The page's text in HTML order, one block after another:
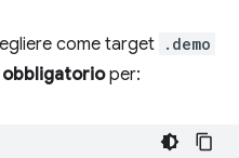
come target .demo
obbligatorioper: